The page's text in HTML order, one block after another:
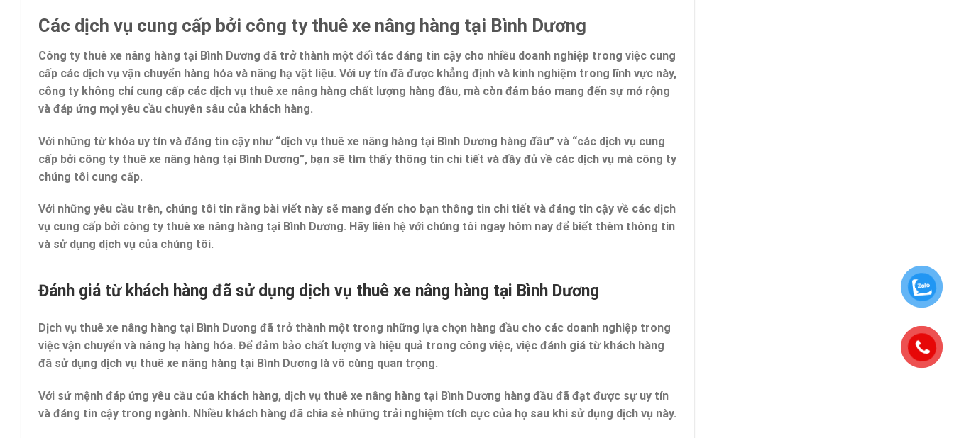
Các dịch vụ cung cấp bởi công ty thuê xe nâng hàng tại Bình Dương
Công ty thuê xe nâng hàng tại Bình Dương đã trở thành một đối tác đáng tin cậy cho nhiều doanh nghiệp trong việc cung
cấp các dịch vụ vận chuyển hàng hóa và nâng hạ vật liệu. Với uy tín đã được khẳng định và kinh nghiệm trong lĩnh vực này,
công ty không chỉ cung cấp các dịch vụ thuê xe nâng hàng chất lượng hàng đầu, mà còn đảm bảo mang đến sự mở rộng
và đáp ứng mọi yêu cầu chuyên sâu của khách hàng.
Với những từ khóa uy tín và đáng tin cậy như “dịch vụ thuê xe nâng hàng tại Bình Dương hàng đầu” và “các dịch vụ cung
cấp bởi công ty thuê xe nâng hàng tại Bình Dương”, bạn sẽ tìm thấy thông tin chi tiết và đầy đủ về các dịch vụ mà công ty
chúng tôi cung cấp.
Với những yêu cầu trên, chúng tôi tin rằng bài viết này sẽ mang đến cho bạn thông tin chi tiết và đáng tin cậy về các dịch
vụ cung cấp bởi công ty thuê xe nâng hàng tại Bình Dương. Hãy liên hệ với chúng tôi ngay hôm nay để biết thêm thông tin
và sử dụng dịch vụ của chúng tôi.
Đánh giá từ khách hàng đã sử dụng dịch vụ thuê xe nâng hàng tại Bình Dương
Dịch vụ thuê xe nâng hàng tại Bình Dương đã trở thành một trong những lựa chọn hàng đầu cho các doanh nghiệp trong
việc vận chuyển và nâng hạ hàng hóa. Để đảm bảo chất lượng và hiệu quả trong công việc, việc đánh giá từ khách hàng
đã sử dụng dịch vụ thuê xe nâng hàng tại Bình Dương là vô cùng quan trọng.
Với sứ mệnh đáp ứng yêu cầu của khách hàng, dịch vụ thuê xe nâng hàng tại Bình Dương hàng đầu đã đạt được sự uy tín
và đáng tin cậy trong ngành. Nhiều khách hàng đã chia sẻ những trải nghiệm tích cực của họ sau khi sử dụng dịch vụ này.